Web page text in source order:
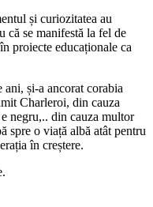
și curiozitatea au
că se manifestă la fel de
proiecte educaționale ca
ani, și-a ancorat corabia
Charleroi, din cauza
negru,.. din cauza multor
spre o viață albă atât pentru
în creștere.